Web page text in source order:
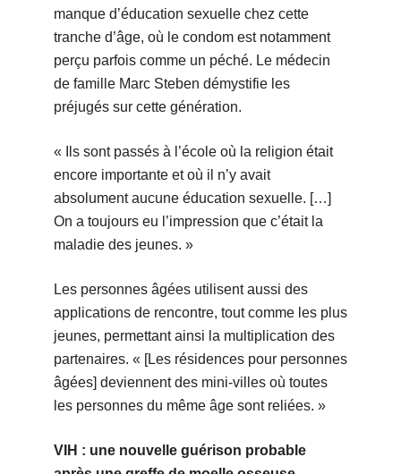
manque d’éducation sexuelle chez cette
tranche d’âge, où le condom est notamment
perçu parfois comme un péché. Le médecin
de famille Marc Steben démystifie les
préjugés sur cette génération.
« Ils sont passés à l’école où la religion était
encore importante et où il n’y avait
absolument aucune éducation sexuelle. […]
On a toujours eu l’impression que c’était la
maladie des jeunes. »
Les personnes âgées utilisent aussi des
applications de rencontre, tout comme les plus
jeunes, permettant ainsi la multiplication des
partenaires. « [Les résidences pour personnes
âgées] deviennent des mini-villes où toutes
les personnes du même âge sont reliées. »
VIH : une nouvelle guérison probable